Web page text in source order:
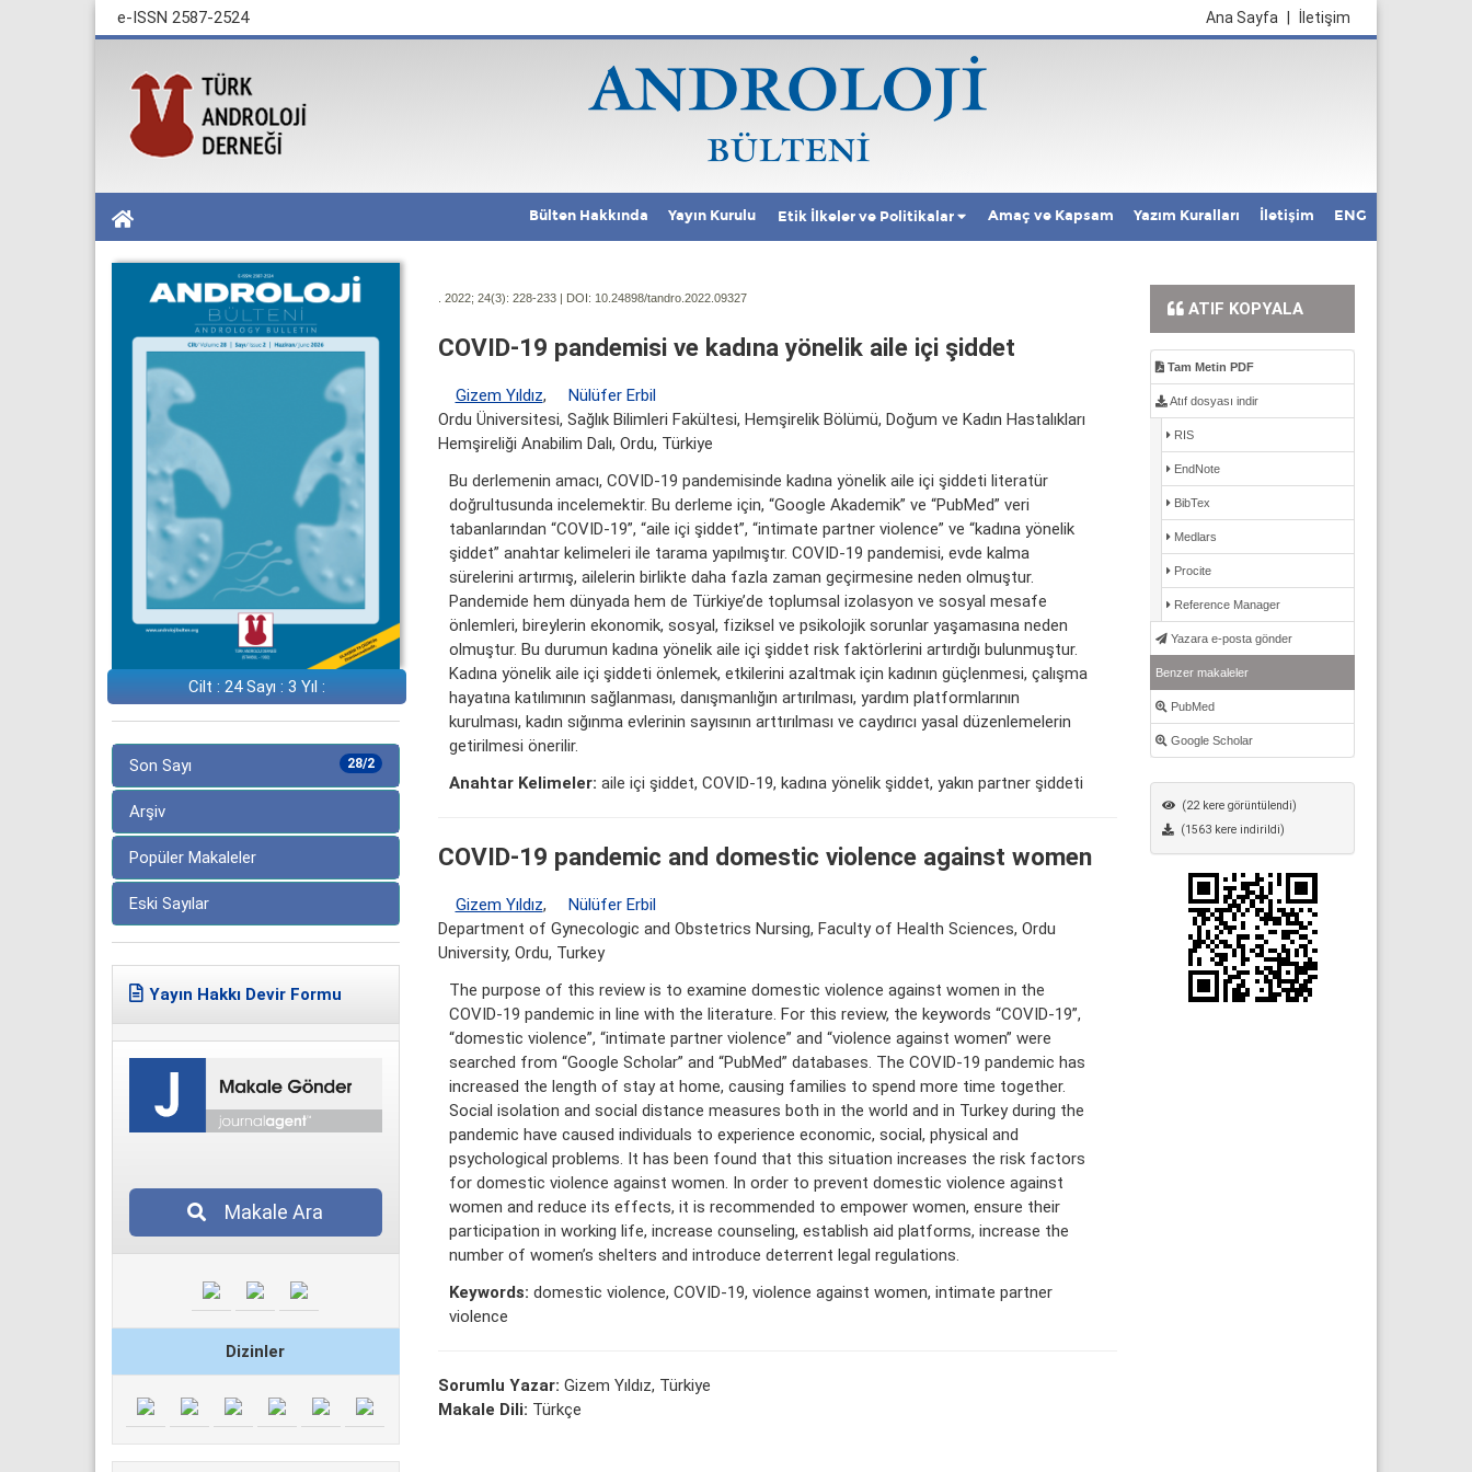
e-ISSN 2587-2524 İletişim
Ana Sayfa
Bülten Hakkında Yayın Kurulu Etik İlkeler ve Politikalar Amaç ve Kapsam Yazım Kuralları İletişim ENG
Cilt : 24 Sayı : 3 Yıl :
28/2
Son Sayı
Arşiv
Popüler Makaleler
Eski Sayılar
Yayın Hakkı Devir Formu
Makale Ara
Dizinler
. 2022; 24(3): 228-233 | DOI: 10.24898/tandro.2022.09327
COVID-19 pandemisi ve kadına yönelik aile içi şiddet
Gizem Yıldız,
Nülüfer Erbil
Ordu Üniversitesi, Sağlık Bilimleri Fakültesi, Hemşirelik Bölümü, Doğum ve Kadın Hastalıkları
Hemşireliği Anabilim Dalı, Ordu, Türkiye
Bu derlemenin amacı, COVID-19 pandemisinde kadına yönelik aile içi şiddeti literatür
doğrultusunda incelemektir. Bu derleme için, “Google Akademik” ve “PubMed” veri
tabanlarından “COVID-19”, “aile içi şiddet”, “intimate partner violence” ve “kadına yönelik
şiddet” anahtar kelimeleri ile tarama yapılmıştır. COVID-19 pandemisi, evde kalma
sürelerini artırmış, ailelerin birlikte daha fazla zaman geçirmesine neden olmuştur.
Pandemide hem dünyada hem de Türkiye’de toplumsal izolasyon ve sosyal mesafe
önlemleri, bireylerin ekonomik, sosyal, fiziksel ve psikolojik sorunlar yaşamasına neden
olmuştur. Bu durumun kadına yönelik aile içi şiddet risk faktörlerini artırdığı bulunmuştur.
Kadına yönelik aile içi şiddeti önlemek, etkilerini azaltmak için kadının güçlenmesi, çalışma
hayatına katılımının sağlanması, danışmanlığın artırılması, yardım platformlarının
kurulması, kadın sığınma evlerinin sayısının arttırılması ve caydırıcı yasal düzenlemelerin
getirilmesi önerilir.
Anahtar Kelimeler: aile içi şiddet, COVID-19, kadına yönelik şiddet, yakın partner şiddeti
COVID-19 pandemic and domestic violence against women
Gizem Yıldız,
Nülüfer Erbil
Department of Gynecologic and Obstetrics Nursing, Faculty of Health Sciences, Ordu
University, Ordu, Turkey
The purpose of this review is to examine domestic violence against women in the
COVID-19 pandemic in line with the literature. For this review, the keywords “COVID-19”,
“domestic violence”, “intimate partner violence” and “violence against women” were
searched from “Google Scholar” and “PubMed” databases. The COVID-19 pandemic has
increased the length of stay at home, causing families to spend more time together.
Social isolation and social distance measures both in the world and in Turkey during the
pandemic have caused individuals to experience economic, social, physical and
psychological problems. It has been found that this situation increases the risk factors
for domestic violence against women. In order to prevent domestic violence against
women and reduce its effects, it is recommended to empower women, ensure their
participation in working life, increase counseling, establish aid platforms, increase the
number of women’s shelters and introduce deterrent legal regulations.
Keywords: domestic violence, COVID-19, violence against women, intimate partner
violence
Sorumlu Yazar: Gizem Yıldız, Türkiye
Makale Dili: Türkçe
ATIF KOPYALA
Tam Metin PDF
Atıf dosyası indir
RIS
EndNote
BibTex
Medlars
Procite
Reference Manager
Yazara e-posta gönder
Benzer makaleler
PubMed
Google Scholar
(22 kere görüntülendi)
(1563 kere indirildi)